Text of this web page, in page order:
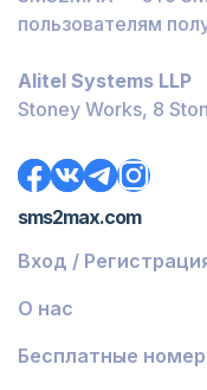
пользователям
Alitel Systems LLP
Stoney Works, 8
sms2max.com
Вход /
О нас
Бесплатные